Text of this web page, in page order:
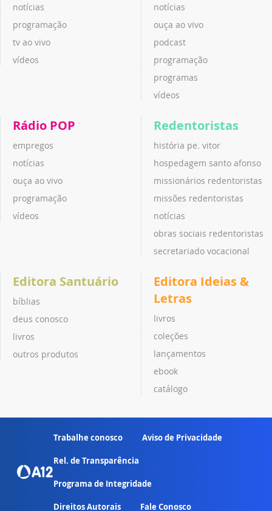
notícias
programação
tv ao vivo
vídeos
notícias
ouça ao vivo
podcast
programação
programas
vídeos
Rádio POP
empregos
notícias
ouça ao vivo
programação
vídeos
Redentoristas
história pe. vitor
hospedagem santo afonso
missionários redentoristas
missões redentoristas
notícias
obras sociais redentoristas
secretariado vocacional
Editora Santuário
bíblias
deus conosco
livros
outros produtos
Editora Ideias &
Letras
livros
coleções
lançamentos
ebook
catálogo
Trabalhe conosco Aviso de Privacidade
Rel. de Transparência
Programa de Integridade
Direitos Autorais Fale Conosco